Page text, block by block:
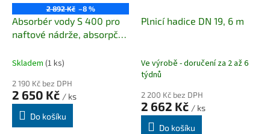
2 892 Kč –8 %
Absorbér vody S 400 pro
naftové nádrže, absorpční
Skladem (1 ks)
2 190 Kč bez DPH
2 650 Kč / ks
Do košíku
Plnicí hadice DN 19, 6 m
Ve výrobě - doručení za 2 až 6
týdnů
2 200 Kč bez DPH
2 662 Kč / ks
Do košíku